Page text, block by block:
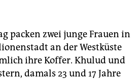
packen zwei junge Frauen in
an der Westküste
ihre Koffer. Khulud und
damals 23 und 17 Jahre